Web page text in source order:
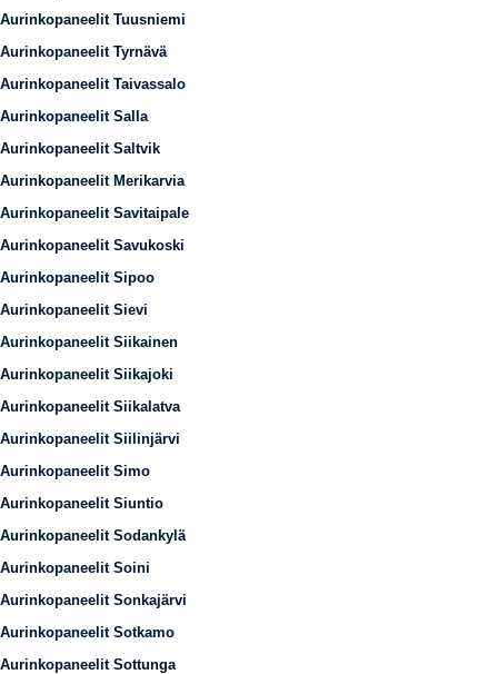
Aurinkopaneelit Tuusniemi
Aurinkopaneelit Tyrnävä
Aurinkopaneelit Taivassalo
Aurinkopaneelit Salla
Aurinkopaneelit Saltvik
Aurinkopaneelit Merikarvia
Aurinkopaneelit Savitaipale
Aurinkopaneelit Savukoski
Aurinkopaneelit Sipoo
Aurinkopaneelit Sievi
Aurinkopaneelit Siikainen
Aurinkopaneelit Siikajoki
Aurinkopaneelit Siikalatva
Aurinkopaneelit Siilinjärvi
Aurinkopaneelit Simo
Aurinkopaneelit Siuntio
Aurinkopaneelit Sodankylä
Aurinkopaneelit Soini
Aurinkopaneelit Sonkajärvi
Aurinkopaneelit Sotkamo
Aurinkopaneelit Sottunga